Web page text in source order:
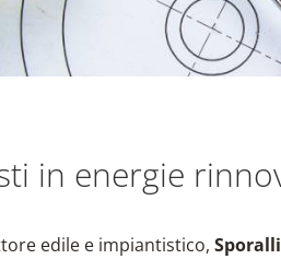
in energie
edile e impiantistico, Sporalli